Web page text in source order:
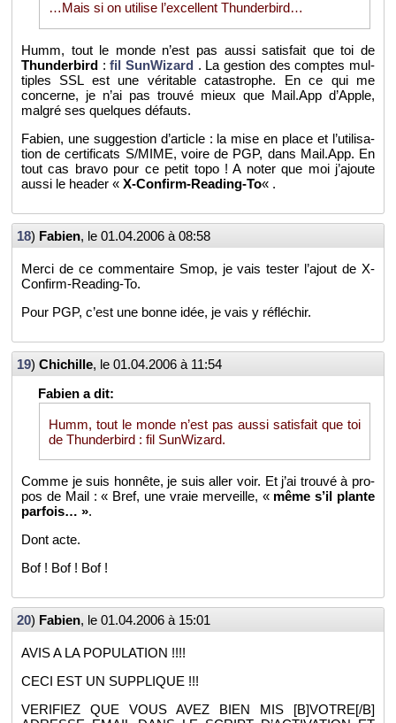
…Mais si on uti­lise l’ex­cellent Thun­der­bird…
Humm, tout le monde n’est pas aussi sa­tis­fait que toi de
Thun­der­bird :fil Sun­Wi­zard . La ges­tion des comptes mul­
tiples SSL est une vé­ri­table ca­tas­trophe. En ce qui me
concerne, je n’ai pas trouvé mieux que Mail.​App d’Apple,
mal­gré ses quelques dé­fauts.
Fa­bien, une sug­ges­tion d’ar­ticle : la mise en place et l’uti­li­sa­
tion de cer­ti­fi­cats S/MIME, voire de PGP, dans Mail.​App. En
tout cas bravo pour ce petit topo ! A noter que moi j’ajoute
aussi le hea­der « X-Confirm-Rea­ding-To« .
18) Fa­bien, le 01.04.2006 à 08:58
Merci de ce com­men­taire Smop, je vais tes­ter l’ajout de X-
Confirm-Rea­ding-To.
Pour PGP, c’est une bonne idée, je vais y ré­flé­chir.
19) Chi­chille, le 01.04.2006 à 11:54
Humm, tout le monde n’est pas aussi sa­tis­fait que toi
de Thun­der­bird : fil Sun­Wi­zard.
Comme je suis hon­nête, je suis aller voir. Et j’ai trouvé à pro­
pos de Mail : « Bref, une vraie mer­veille, « même s’il plante
par­fois… ».
Dont acte.
Bof ! Bof ! Bof !
20) Fa­bien, le 01.04.2006 à 15:01
AVIS A LA PO­PU­LA­TION !!!!
CECI EST UN SUP­PLIQUE !!!
VE­RI­FIEZ QUE VOUS AVEZ BIEN MIS [B]VOTRE[/B]